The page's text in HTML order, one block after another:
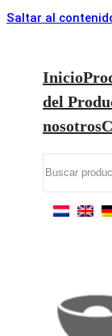
Saltar al
Inicio
del
nosotros